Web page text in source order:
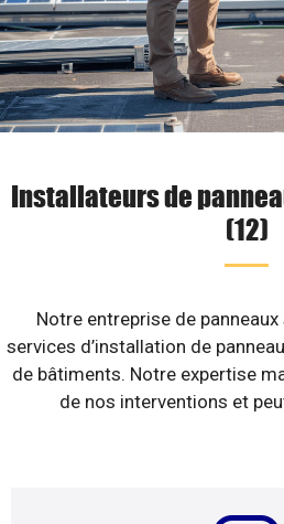
Installateurs de
(12)
Notre entreprise de
services d’installation de
de bâtiments. Notre expertise
de nos interventions et